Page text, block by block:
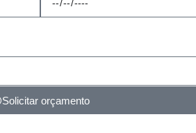
Solicitar orçamento